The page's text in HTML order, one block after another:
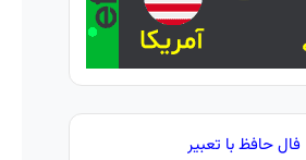
فال حافظ با تعبیر